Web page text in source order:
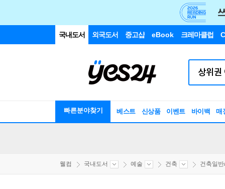
국내도서 외국도서 중고샵 eBook 크레마클럽
빠른분야찾기 베스트 신상품 이벤트 바이백 매
웰컴 국내도서 예술 건축 건축일